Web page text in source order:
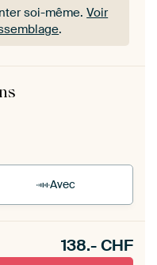
soi-même.Voir
.
soi-même.Voir
Avec
set.
138.-CHF